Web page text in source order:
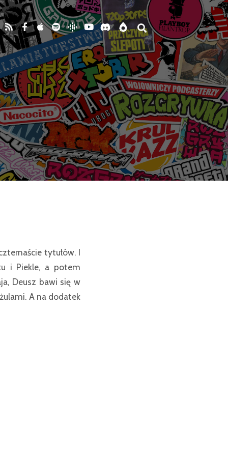
tytułów. I
i Piekle, a potem
Deusz bawi się w
A na dodatek